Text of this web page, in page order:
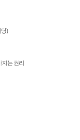
)
는 권리